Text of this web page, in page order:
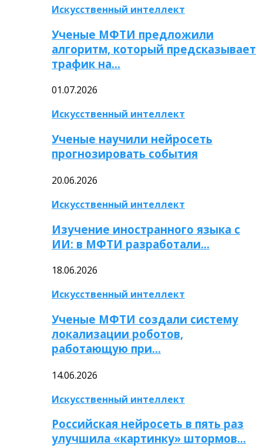
Искусственный интеллект
Ученые МФТИ предложили
алгоритм, который предсказывает
трафик на…
01.07.2026
Искусственный интеллект
Ученые научили нейросеть
прогнозировать события
20.06.2026
Искусственный интеллект
Изучение иностранного языка с
ИИ: в МФТИ разработали…
18.06.2026
Искусственный интеллект
Ученые МФТИ создали систему
локализации роботов,
работающую при…
14.06.2026
Искусственный интеллект
Российская нейросеть в пять раз
улучшила «картинку» штормов…